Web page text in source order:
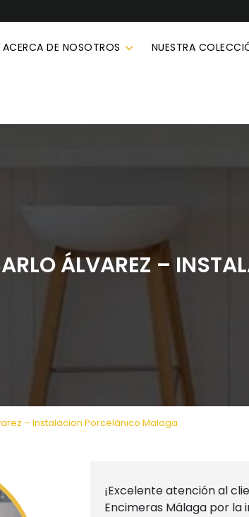
ACERCA DE NOSOTROS NUESTRA
ÁLVAREZ –
– Instalacion Porcelánico Malaga
¡Excelente atención al
Encimeras Málaga por la